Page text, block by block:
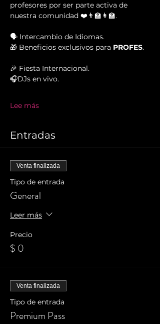
profesores por ser parte activa de
nuestra comunidad ❤️👨‍🏫👩‍🏫.
🗣 Intercambio de Idiomas.
🎁 Beneficios exclusivos para PROFES.
🎉 Fiesta Internacional.
🎧DJs en vivo.
Lee más
Entradas
Venta finalizada
Tipo de entrada
General
Leer más
Precio
$ 0
Venta finalizada
Tipo de entrada
Premium Pass